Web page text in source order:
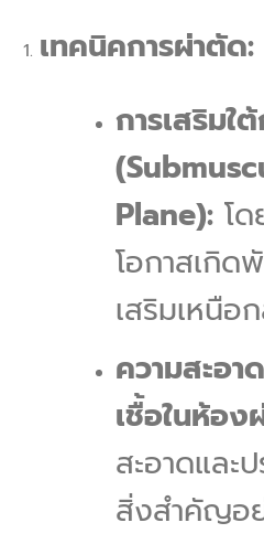
เทคนิคการผ่าตัด:
การเสริมใ
Plane):โด
โอกาสเกิด
เสริมเหนือ
ความสะอา
เชื้อในห้อง
สะอาดและ
สิ่งสำคัญอ